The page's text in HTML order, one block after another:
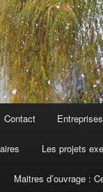
Contact
Les projets
Maitres d’ouvrage :